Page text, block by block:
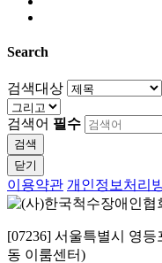
Search
검색대상
검색어 필수
검색
닫기
이용약관 개인정보처리
[07236] 서울특별시 영
동 이룸센터)